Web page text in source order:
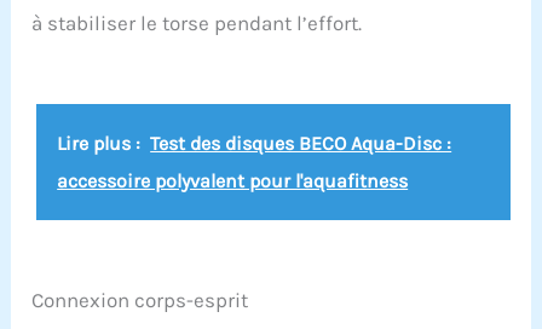
à stabiliser le torse pendant l’effort.
Lire plus : Test des disques BECO Aqua-Disc :
accessoire polyvalent pour l'aquafitness
Connexion corps-esprit